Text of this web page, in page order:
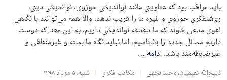
باید مراقب بود که عناوینی مانند نواندیشی حوزوی، نواندیشی دینی،
روشنفکری حوزوی و غیره ما را فریب ندهد. والا همه مي‌توانند با نگاهي
لغوی مدعی شوند که ما دغدغه نواندیشی داریم، به این معنا که دوست
داریم مسائل جدید را بشناسیم، اما نباید نگاه ما بسته و غیرمنطقی و
غیرضابطه‌مند باشد.ادامه …
ذبیح‌الله نعیمیان،وحید نجفی مکاتب فکری شنبه، ۵ مرداد ۱۳۹۸